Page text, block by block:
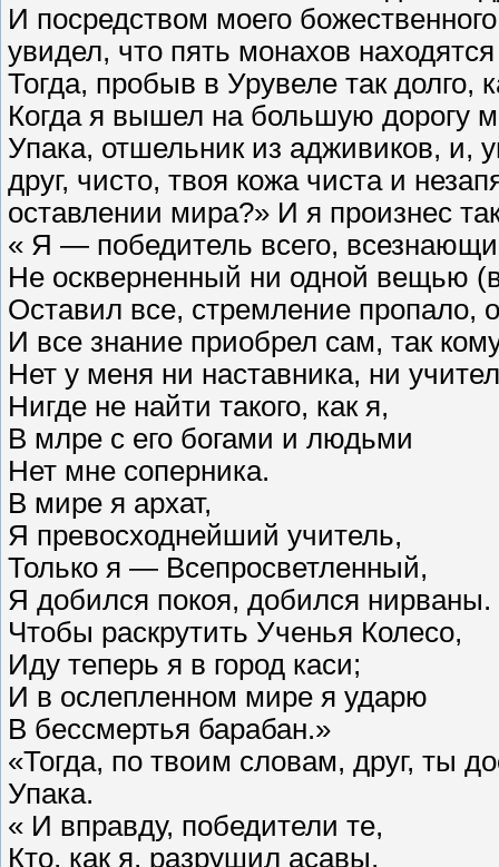
И посредством моего
увидел, что пять монахов
Тогда, пробыв в Урувеле так долго,
Когда я вышел на большую дорогу
Упака, отшельник из адживиков, и,
друг, чисто, твоя кожа чиста и
оставлении мира?» И я произнес
« Я — победитель всего,
Не оскверненный ни одной вещью
Оставил все, стремление пропало,
И все знание приобрел сам, так
Нет у меня ни наставника, ни
Нигде не найти такого, как я,
В млре с его богами и людьми
Нет мне соперника.
В мире я архат,
Я превосходнейший учитель,
Только я — Всепросветленный,
Я добился покоя, добился нирваны.
Чтобы раскрутить Ученья Колесо,
Иду теперь я в город каси;
И в ослепленном мире я ударю
В бессмертья барабан.»
«Тогда, по твоим словам, друг, ты
Упака.
« И вправду, победители те,
Кто, как я, разрушил асавы,